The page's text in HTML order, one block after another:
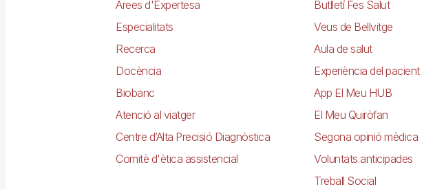
Àrees d'Expertesa
Especialitats
Recerca
Docència
Biobanc
Atenció al viatger
Centre d’Alta Precisió Diagnòstica
Comitè d'ètica assistencial
Butlletí Fes Salut
Veus de Bellvitge
Aula de salut
Experiència del pacient
App El Meu HUB
El Meu Quiròfan
Segona opinió mèdica
Voluntats anticipades
Treball Social